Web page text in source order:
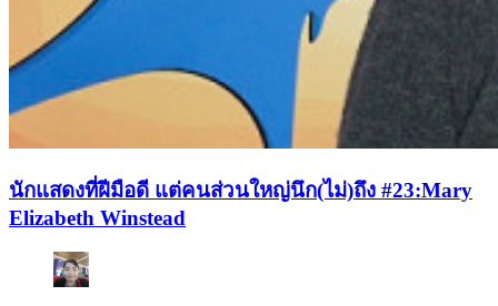
นักแสดงที่ฝีมือดี แต่คนส่วนใหญ่นึก(ไม่)ถึง #23:Mary
Elizabeth Winstead